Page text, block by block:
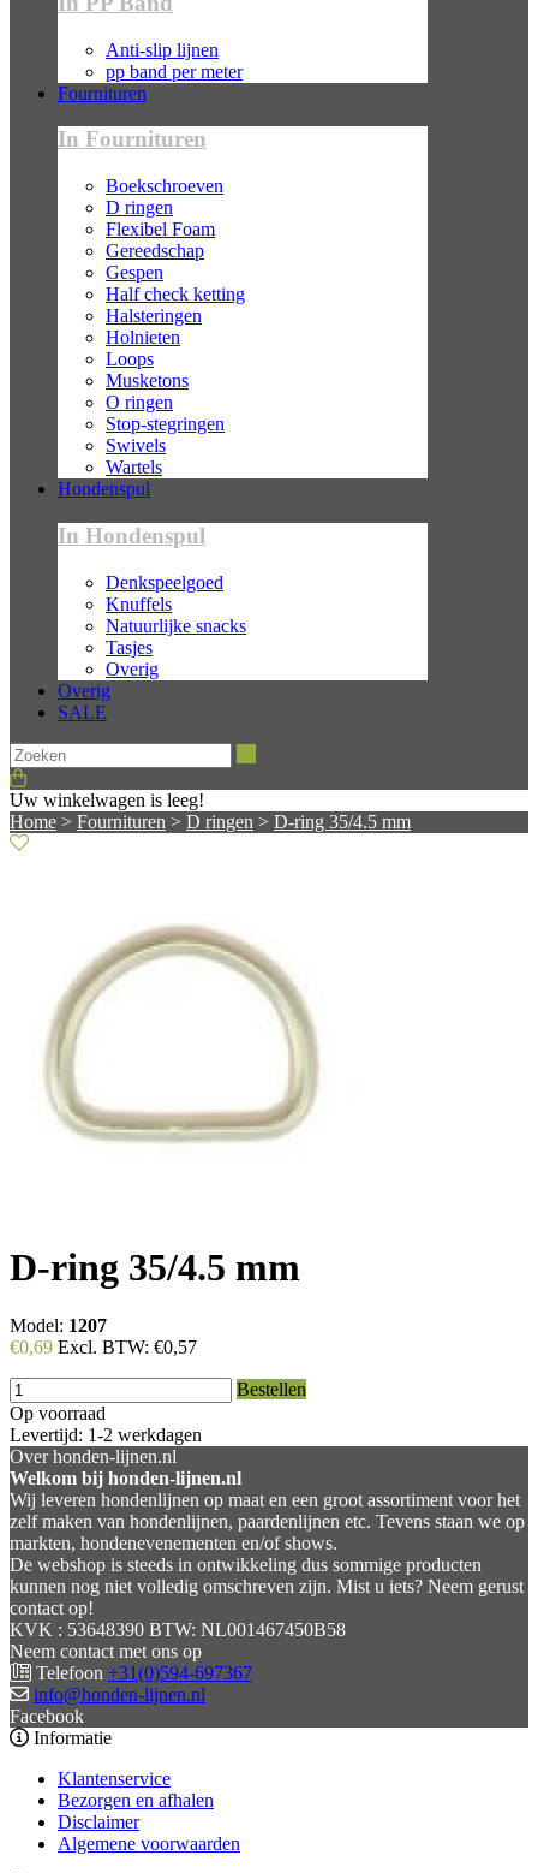
Anti-slip lijnen
pp band per meter
Fournituren
In Fournituren
Boekschroeven
D ringen
Flexibel Foam
Gereedschap
Gespen
Half check ketting
Halsteringen
Holnieten
Loops
Musketons
O ringen
Stop-stegringen
Swivels
Wartels
Hondenspul
In Hondenspul
Denkspeelgoed
Knuffels
Natuurlijke snacks
Tasjes
Overig
Overig
SALE
Uw winkelwagen is leeg!
Home > Fournituren > D ringen > D-ring 35/4.5 mm
D-ring 35/4.5 mm
Model: 1207
€0,69 Excl. BTW: €0,57
Bestellen
Op voorraad
Levertijd: 1-2 werkdagen
Over honden-lijnen.nl
Welkom bij honden-lijnen.nl
Wij leveren hondenlijnen op maat en een groot assortiment voor het
zelf maken van hondenlijnen, paardenlijnen etc. Tevens staan we op
markten, hondenevenementen en/of shows.
De webshop is steeds in ontwikkeling dus sommige producten
kunnen nog niet volledig omschreven zijn. Mist u iets? Neem gerust
contact op!
KVK : 53648390 BTW: NL001467450B58
Neem contact met ons op
Telefoon +31(0)594-697367
info@honden-lijnen.nl
Facebook
Informatie
Klantenservice
Bezorgen en afhalen
Disclaimer
Algemene voorwaarden